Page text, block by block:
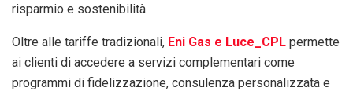
risparmio e sostenibilità.
Oltre alle tariffe tradizionali, Eni Gas e Luce_CPL permette
ai clienti di accedere a servizi complementari come
programmi di fidelizzazione, consulenza personalizzata e